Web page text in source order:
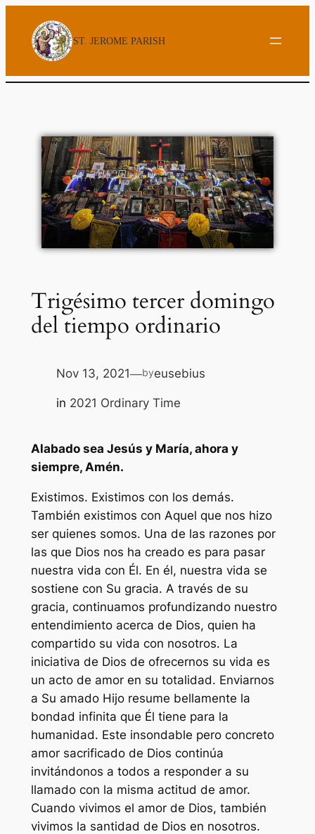
content
ST. JEROME PARISH
Trigésimo tercer domingo
del tiempo ordinario
Nov 13, 2021—byeusebius
in 2021 Ordinary Time
Alabado sea Jesús y María, ahora y
siempre, Amén.
Existimos. Existimos con los demás.
También existimos con Aquel que nos hizo
ser quienes somos. Una de las razones por
las que Dios nos ha creado es para pasar
nuestra vida con Él. En él, nuestra vida se
sostiene con Su gracia. A través de su
gracia, continuamos profundizando nuestro
entendimiento acerca de Dios, quien ha
compartido su vida con nosotros. La
iniciativa de Dios de ofrecernos su vida es
un acto de amor en su totalidad. Enviarnos
a Su amado Hijo resume bellamente la
bondad infinita que Él tiene para la
humanidad. Este insondable pero concreto
amor sacrificado de Dios continúa
invitándonos a todos a responder a su
llamado con la misma actitud de amor.
Cuando vivimos el amor de Dios, también
vivimos la santidad de Dios en nosotros.